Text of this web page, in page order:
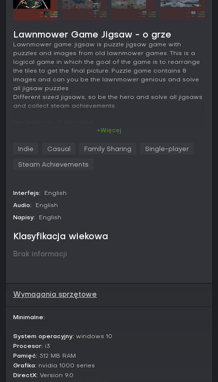
Lawnmower Game Jigsaw - o grze
Lawnmower game: jigsaw is puzzle jigsaw game with
puzzles and images from old lawnmower games. This is a
logical game in which the goal of the game is to rearrange
the tiles to get the final picture. Puzzle game contains 8
images and can you be the lawnmower genious and solve
all jigsaw puzzles
Different sized jigsaws, so be the hero and solve all jigsaws
and collect steam achievements
- Different sized jigsaw images
Buttons:
- Escape= quit game
+Więcej
Indie Casual Family Sharing Single-player
Steam Achievements
Interfejs: English
Audio: English
Napisy: English
Klasyfikacja wiekowa
Brak informacji
Wymagania sprzętowe
Minimalne:
System operacyjny: windows 10
Procesor: i3
Pamięć: 512 MB RAM
Grafika: nvidia 1000 series
DirectX: Version 9.0